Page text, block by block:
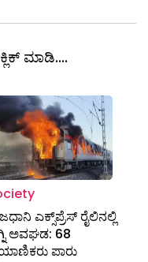
ಮಾಡಿ....
ಎಕ್ಸ್​ಪ್ರೆಸ್​ ರೈಲಿನಲ್ಲಿ
ಅವಘಡ: 68
ಪಾರು